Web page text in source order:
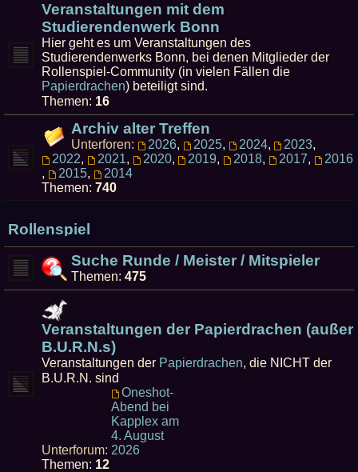
Veranstaltungen mit dem
Studierendenwerk Bonn
Hier geht es um Veranstaltungen des
Studierendenwerks Bonn, bei denen Mitglieder der
Rollenspiel-Community (in vielen Fällen die
Papierdrachen) beteiligt sind.
Themen: 16
Archiv alter Treffen
Unterforen: 2026, 2025, 2024, 2023,
2022, 2021, 2020, 2019, 2018, 2017,
2016
,
2015,
2014
Themen: 740
Rollenspiel
Suche Runde / Meister / Mitspieler
Themen: 475
Veranstaltungen der Papierdrachen (außer
B.U.R.N.s)
Veranstaltungen der Papierdrachen, die NICHT der
B.U.R.N. sind
Unterforum:
Oneshot-
Abend bei
Kapplex am
4. August
2026
Themen: 12